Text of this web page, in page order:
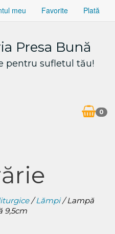
meu Favorite Plată
Presa Bună
pentru sufletul tău!
0
/Lămpi/ Lampă
9,5cm